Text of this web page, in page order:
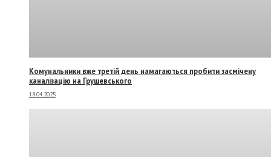
Комунальники вже третій день намагаються пробити засмічену
каналізацію на Грушевського
18.04.2025